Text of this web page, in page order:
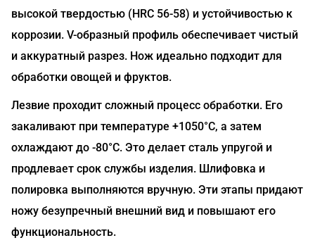
высокой твердостью (HRC 56-58) и устойчивостью к
коррозии. V-образный профиль обеспечивает чистый
и аккуратный разрез. Нож идеально подходит для
обработки овощей и фруктов.
Лезвие проходит сложный процесс обработки. Его
закаливают при температуре +1050°C, а затем
охлаждают до -80°C. Это делает сталь упругой и
продлевает срок службы изделия. Шлифовка и
полировка выполняются вручную. Эти этапы придают
ножу безупречный внешний вид и повышают его
функциональность.